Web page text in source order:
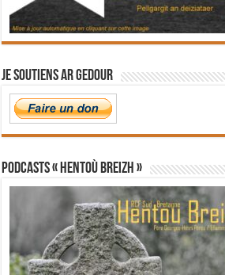
Je soutiens Ar Gedour
PODCASTS « Hentoù Breizh »